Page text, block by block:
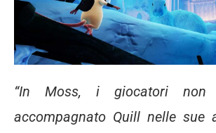
“In Moss, i giocatori non
accompagnato Quill nelle sue